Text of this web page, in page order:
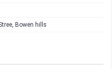
Bowen hills